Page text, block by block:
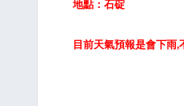
地點：石碇
目前天氣預報是會下雨